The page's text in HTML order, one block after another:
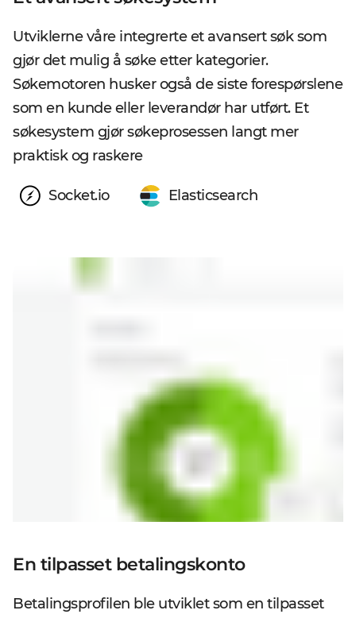
Utviklerne våre integrerte et avansert søk som
gjør det mulig å søke etter kategorier.
Søkemotoren husker også de siste forespørslene
som en kunde eller leverandør har utført. Et
søkesystem gjør søkeprosessen langt mer
praktisk og raskere
Socket.io Elasticsearch
En tilpasset betalingskonto
Betalingsprofilen ble utviklet som en tilpasset